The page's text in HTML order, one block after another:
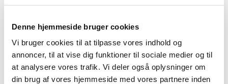
Denne hjemmeside bruger cookies
Vi bruger cookies til at tilpasse vores indhold og
annoncer, til at vise dig funktioner til sociale medier og til
at analysere vores trafik. Vi deler også oplysninger om
din brug af vores hjemmeside med vores partnere inden
610SBB-P underlag.
Tilbehør